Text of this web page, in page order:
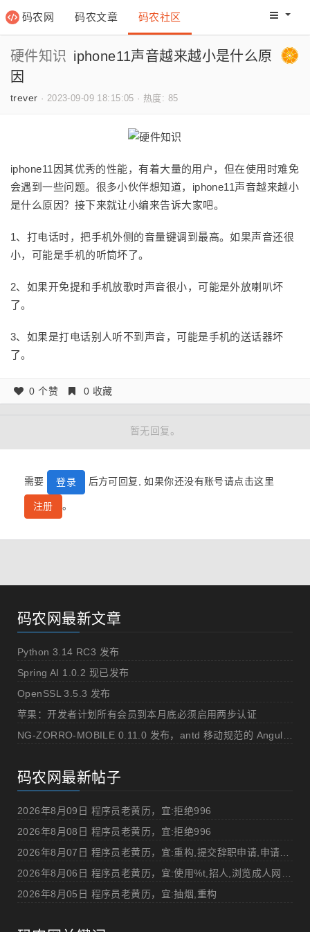
码农网 码农文章 码农社区 码农网
硬件知识 iphone11声音越来越小是什么原
因
trever · 2023-09-09 18:15:05 · 热度: 85
iphone11因其优秀的性能，有着大量的用户，但在使用时难免
会遇到一些问题。很多小伙伴想知道，iphone11声音越来越小
是什么原因？接下来就让小编来告诉大家吧。
1、打电话时，把手机外侧的音量键调到最高。如果声音还很
小，可能是手机的听筒坏了。
2、如果开免提和手机放歌时声音很小，可能是外放喇叭坏
了。
3、如果是打电话别人听不到声音，可能是手机的送话器坏
了。
0 个赞 0 收藏
暂无回复。
需要 登录 后方可回复, 如果你还没有账号请点击这里
注册 。
码农网最新文章
Python 3.14 RC3 发布
Spring AI 1.0.2 现已发布
OpenSSL 3.5.3 发布
苹果：开发者计划所有会员到本月底必须启用两步认证
码农网最新帖子
2026年8月09日 程序员老黄历，宜:拒绝996
2026年8月08日 程序员老黄历，宜:拒绝996
2026年8月05日 程序员老黄历，宜:抽烟,重构